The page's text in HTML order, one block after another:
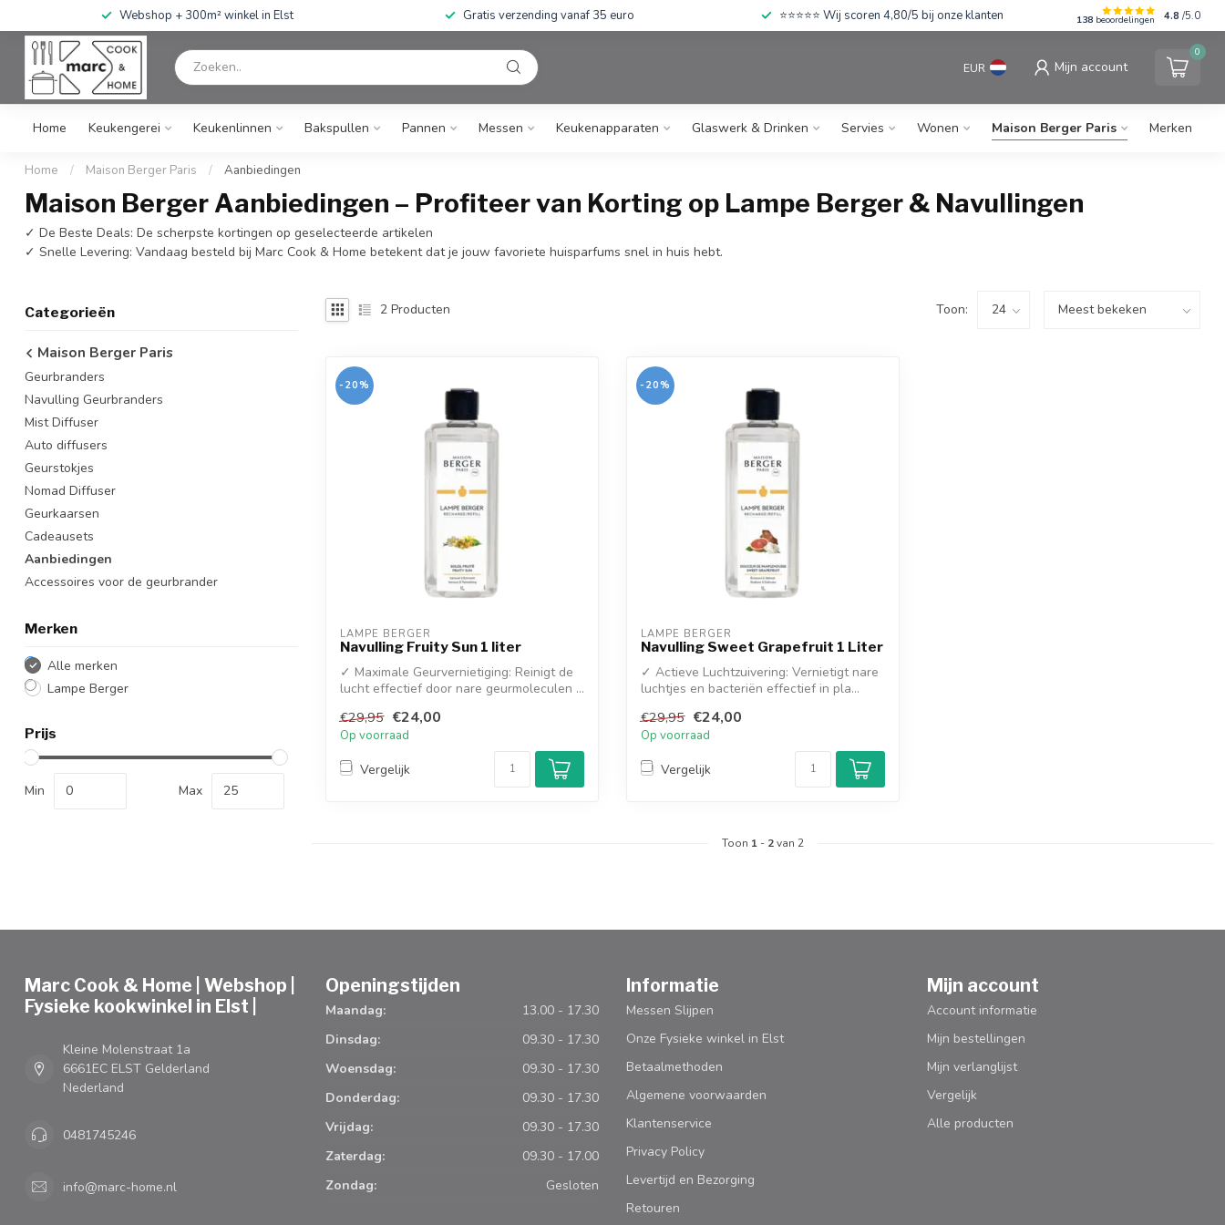
Webshop + 300m² winkel in Elst Gratis verzending vanaf 35 euro ⭐⭐⭐⭐⭐ Wij scoren 4,80/5 bij onze klanten 138 beoordelingen 4.8 /5.0
EUR Mijn account
0
Home Keukengerei Keukenlinnen Bakspullen Pannen Messen Keukenapparaten Glaswerk & Drinken Servies Wonen Maison Berger Paris Merken
Home / Maison Berger Paris / Aanbiedingen
Maison Berger Aanbiedingen – Profiteer van Korting op Lampe Berger & Navullingen
✓ De Beste Deals: De scherpste kortingen op geselecteerde artikelen
✓ Snelle Levering: Vandaag besteld bij Marc Cook & Home betekent dat je jouw favoriete huisparfums snel in huis hebt.
Categorieën
Maison Berger Paris
Geurbranders
Navulling Geurbranders
Mist Diffuser
Auto diffusers
Geurstokjes
Nomad Diffuser
Geurkaarsen
Cadeausets
Aanbiedingen
Accessoires voor de geurbrander
Merken
Alle merken
Lampe Berger
Prijs
Min Max
2 Producten Toon:
-20%
LAMPE BERGER
Navulling Fruity Sun 1 liter
✓ Maximale Geurvernietiging: Reinigt de
lucht effectief door nare geurmoleculen ...
€29,95 €24,00
Op voorraad
Vergelijk
-20%
LAMPE BERGER
Navulling Sweet Grapefruit 1 Liter
✓ Actieve Luchtzuivering: Vernietigt nare
luchtjes en bacteriën effectief in pla...
€29,95 €24,00
Op voorraad
Vergelijk
Toon 1 - 2van 2
Marc Cook & Home | Webshop |
Fysieke kookwinkel in Elst |
Kleine Molenstraat 1a
6661EC ELST Gelderland
Nederland
0481745246
info@marc-home.nl
Openingstijden
Maandag:
13.00 - 17.30
Dinsdag:
09.30 - 17.30
Woensdag:
09.30 - 17.30
Donderdag:
09.30 - 17.30
Vrijdag:
09.30 - 17.30
Zaterdag:
09.30 - 17.00
Zondag:
Gesloten
Informatie
Messen Slijpen
Onze Fysieke winkel in Elst
Betaalmethoden
Algemene voorwaarden
Klantenservice
Privacy Policy
Levertijd en Bezorging
Retouren
Mijn account
Account informatie
Mijn bestellingen
Mijn verlanglijst
Vergelijk
Alle producten